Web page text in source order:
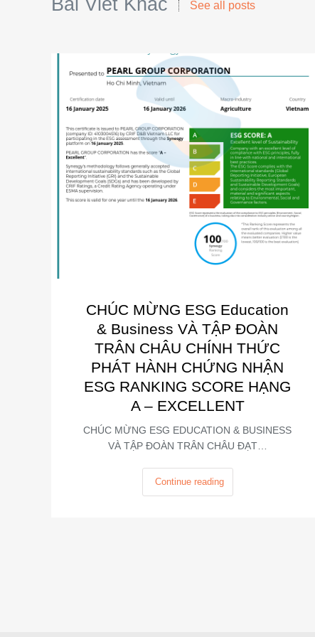
Bài Viết Khác See all posts
CHÚC MỪNG ESG Education
& Business VÀ TẬP ĐOÀN
TRÂN CHÂU CHÍNH THỨC
PHÁT HÀNH CHỨNG NHẬN
ESG RANKING SCORE HẠNG
A – EXCELLENT
CHÚC MỪNG ESG EDUCATION & BUSINESS
VÀ TẬP ĐOÀN TRÂN CHÂU ĐẠT…
Continue reading